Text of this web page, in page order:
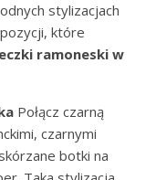
stylizacjach
które
ramoneski w
Połącz czarną
czarnymi
botki na